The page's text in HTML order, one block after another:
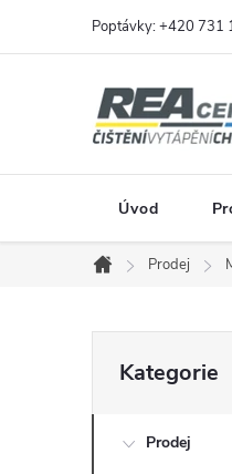
Poptávky: +420 731
Úvod
Domů
Prodej
o
kategorie
Kategorie
Prodej